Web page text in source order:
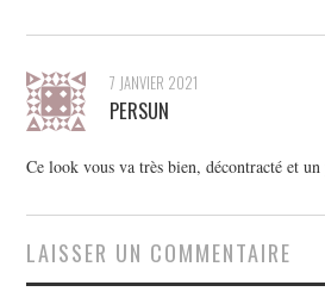
7 JANVIER 2021
PERSUN
Ce look vous va très bien, décontracté et
LAISSER UN COMMENTAIRE